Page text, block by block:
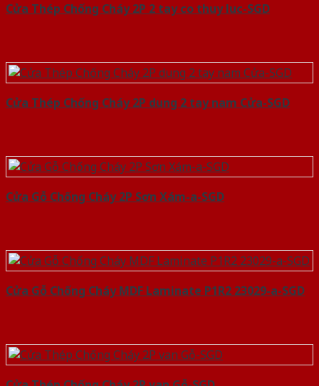
Cửa Thép Chống Cháy 2P 2 tay co thuy luc-SGD
Cửa Thép Chống Cháy 2P dung 2 tay nam Cửa-SGD
Cửa Gỗ Chống Cháy 2P Sơn Xám-a-SGD
Cửa Gỗ Chống Cháy MDF Laminate P1R2 23029-a-SGD